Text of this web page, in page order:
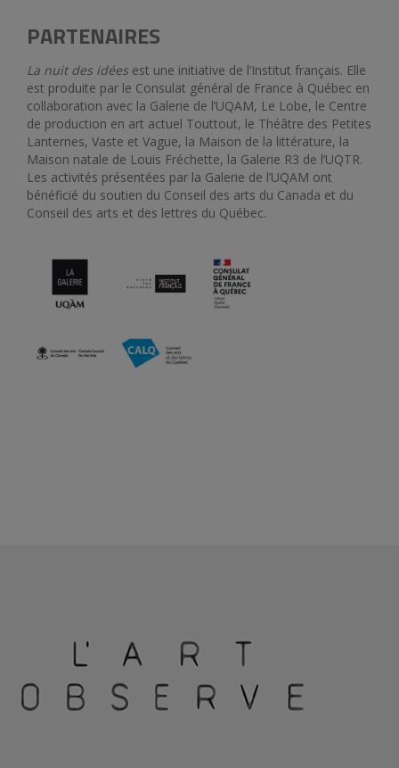
PARTENAIRES
La nuit des idées est une initiative de l’Institut français. Elle
est produite par le Consulat général de France à Québec en
collaboration avec la Galerie de l’UQAM, Le Lobe, le Centre
de production en art actuel Touttout, le Théâtre des Petites
Lanternes, Vaste et Vague, la Maison de la littérature, la
Maison natale de Louis Fréchette, la Galerie R3 de l’UQTR.
Les activités présentées par la Galerie de l’UQAM ont
bénéficié du soutien du Conseil des arts du Canada et du
Conseil des arts et des lettres du Québec.